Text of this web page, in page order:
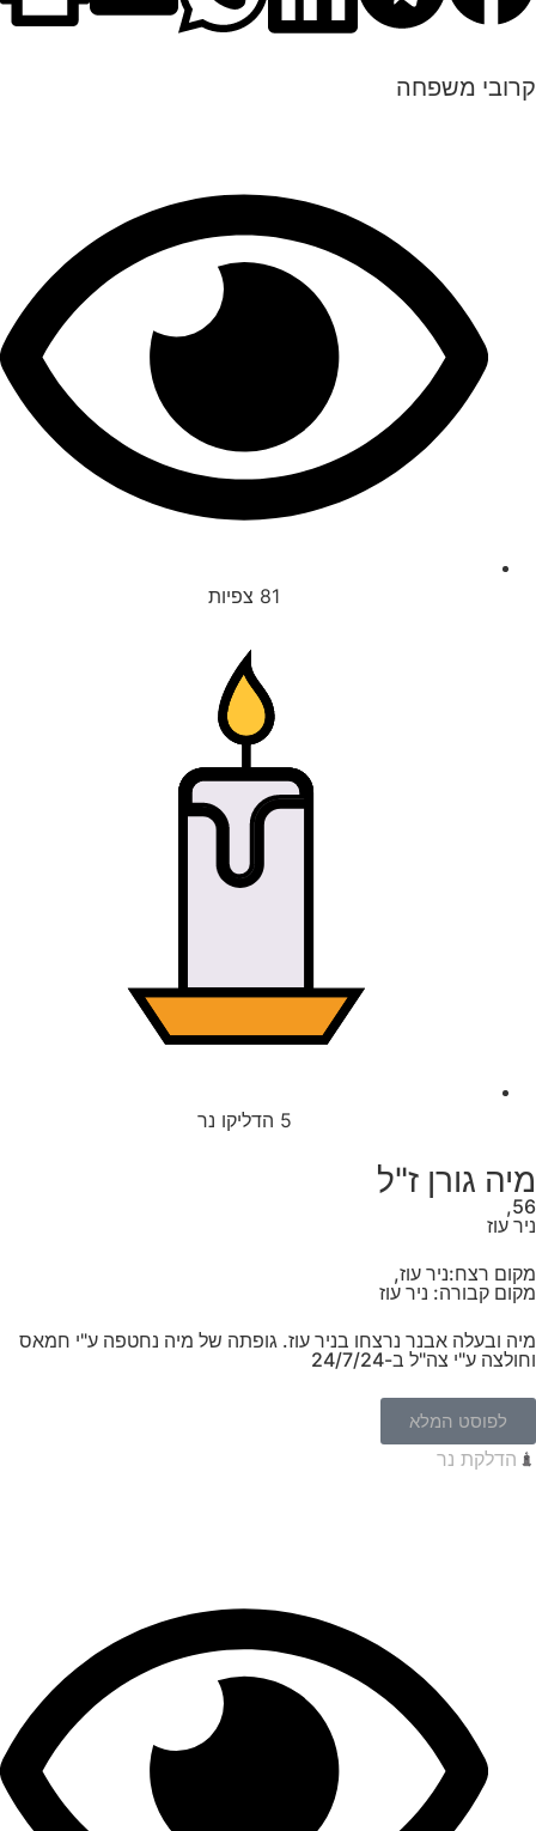
קרובי משפחה
81 צפיות
5 הדליקו נר
מיה גורן ז"ל
56,
ניר עוז
מקום רצח:ניר עוז,
מקום קבורה: ניר עוז
מיה ובעלה אבנר נרצחו בניר עוז. גופתה של מיה נחטפה ע"י חמאס
וחולצה ע"י צה"ל ב-24/7/24
לפוסט המלא
הדלקת נר